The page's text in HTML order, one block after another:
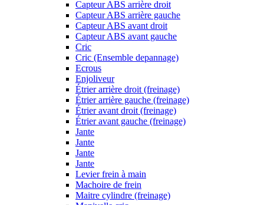
Capteur ABS arrière droit
Capteur ABS arrière gauche
Capteur ABS avant droit
Capteur ABS avant gauche
Cric
Cric (Ensemble depannage)
Ecrous
Enjoliveur
Étrier arrière droit (freinage)
Étrier arrière gauche (freinage)
Étrier avant droit (freinage)
Étrier avant gauche (freinage)
Jante
Jante
Jante
Jante
Levier frein à main
Machoire de frein
Maitre cylindre (freinage)